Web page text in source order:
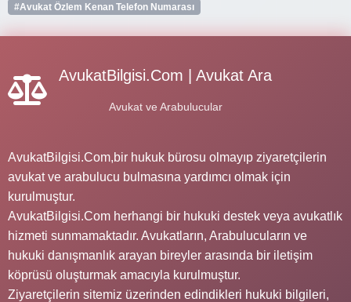
#Avukat Özlem Kenan Telefon Numarası
AvukatBilgisi.Com | Avukat Ara
Avukat ve Arabulucular
AvukatBilgisi.Com,bir hukuk bürosu olmayıp ziyaretçilerin
avukat ve arabulucu bulmasına yardımcı olmak için
kurulmuştur.
AvukatBilgisi.Com herhangi bir hukuki destek veya avukatlık
hizmeti sunmamaktadır. Avukatların, Arabulucuların ve
hukuki danışmanlık arayan bireyler arasında bir iletişim
köprüsü oluşturmak amacıyla kurulmuştur.
Ziyaretçilerin sitemiz üzerinden edindikleri hukuki bilgileri,